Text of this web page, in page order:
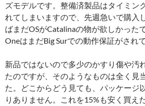
ズモデルです。整備済製品はタイミン
れてしまいますので、先週急いで購入
ばまだOSがCatalinaの物が欲しかった
OneはまだBig Surでの動作保証がされ
新品ではないので多少のかすり傷や汚
たのですが、そのようなものは全く見
た。どこからどう見ても、パッケージ
りありません。これを15%も安く買え